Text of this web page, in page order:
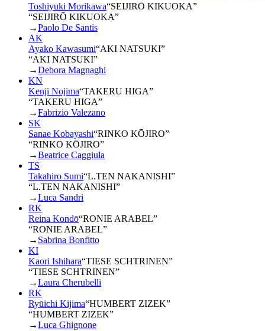
Toshiyuki Morikawa“SEIJIRŌ KIKUOKA”
“SEIJIRŌ KIKUOKA”
→Paolo De Santis
AK
Ayako Kawasumi“AKI NATSUKI”
“AKI NATSUKI”
→Debora Magnaghi
KN
Kenji Nojima“TAKERU HIGA”
“TAKERU HIGA”
→Fabrizio Valezano
SK
Sanae Kobayashi“RINKO KŌJIRO”
“RINKO KŌJIRO”
→Beatrice Caggiula
TS
Takahiro Sumi“L.TEN NAKANISHI”
“L.TEN NAKANISHI”
→Luca Sandri
RK
Reina Kondō“RONIE ARABEL”
“RONIE ARABEL”
→ Sabrina Bonfitto
KI
Kaori Ishihara“TIESE SCHTRINEN”
“TIESE SCHTRINEN”
→Laura Cherubelli
RK
Ryūichi Kijima“HUMBERT ZIZEK”
“HUMBERT ZIZEK”
→Luca Ghignone